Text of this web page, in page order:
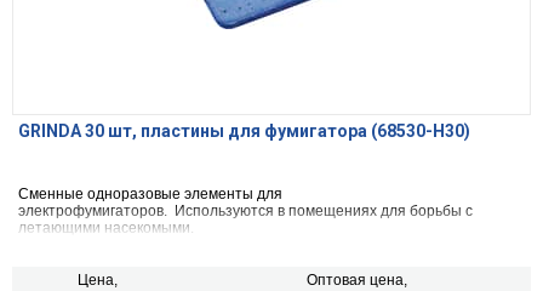
GRINDA 30 шт, пластины для фумигатора (68530-H30)
Сменные одноразовые элементы для
электрофумигаторов. Используются в помещениях для борьбы с
летающими насекомыми.
Цена, Оптовая цена,